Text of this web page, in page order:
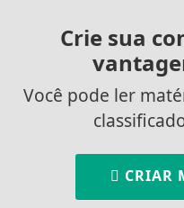
Crie sua
Você pode ler
CRIAR